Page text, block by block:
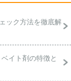
ック方法を徹底解
イト剤の特徴と